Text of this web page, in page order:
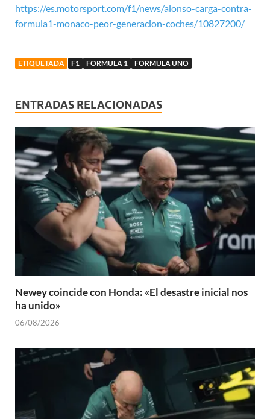
https://es.motorsport.com/f1/news/alonso-carga-contra-
formula1-monaco-peor-generacion-coches/10827200/
ETIQUETADA F1 FORMULA 1 FORMULA UNO
ENTRADAS RELACIONADAS
Newey coincide con Honda: «El desastre inicial nos
ha unido»
06/08/2026